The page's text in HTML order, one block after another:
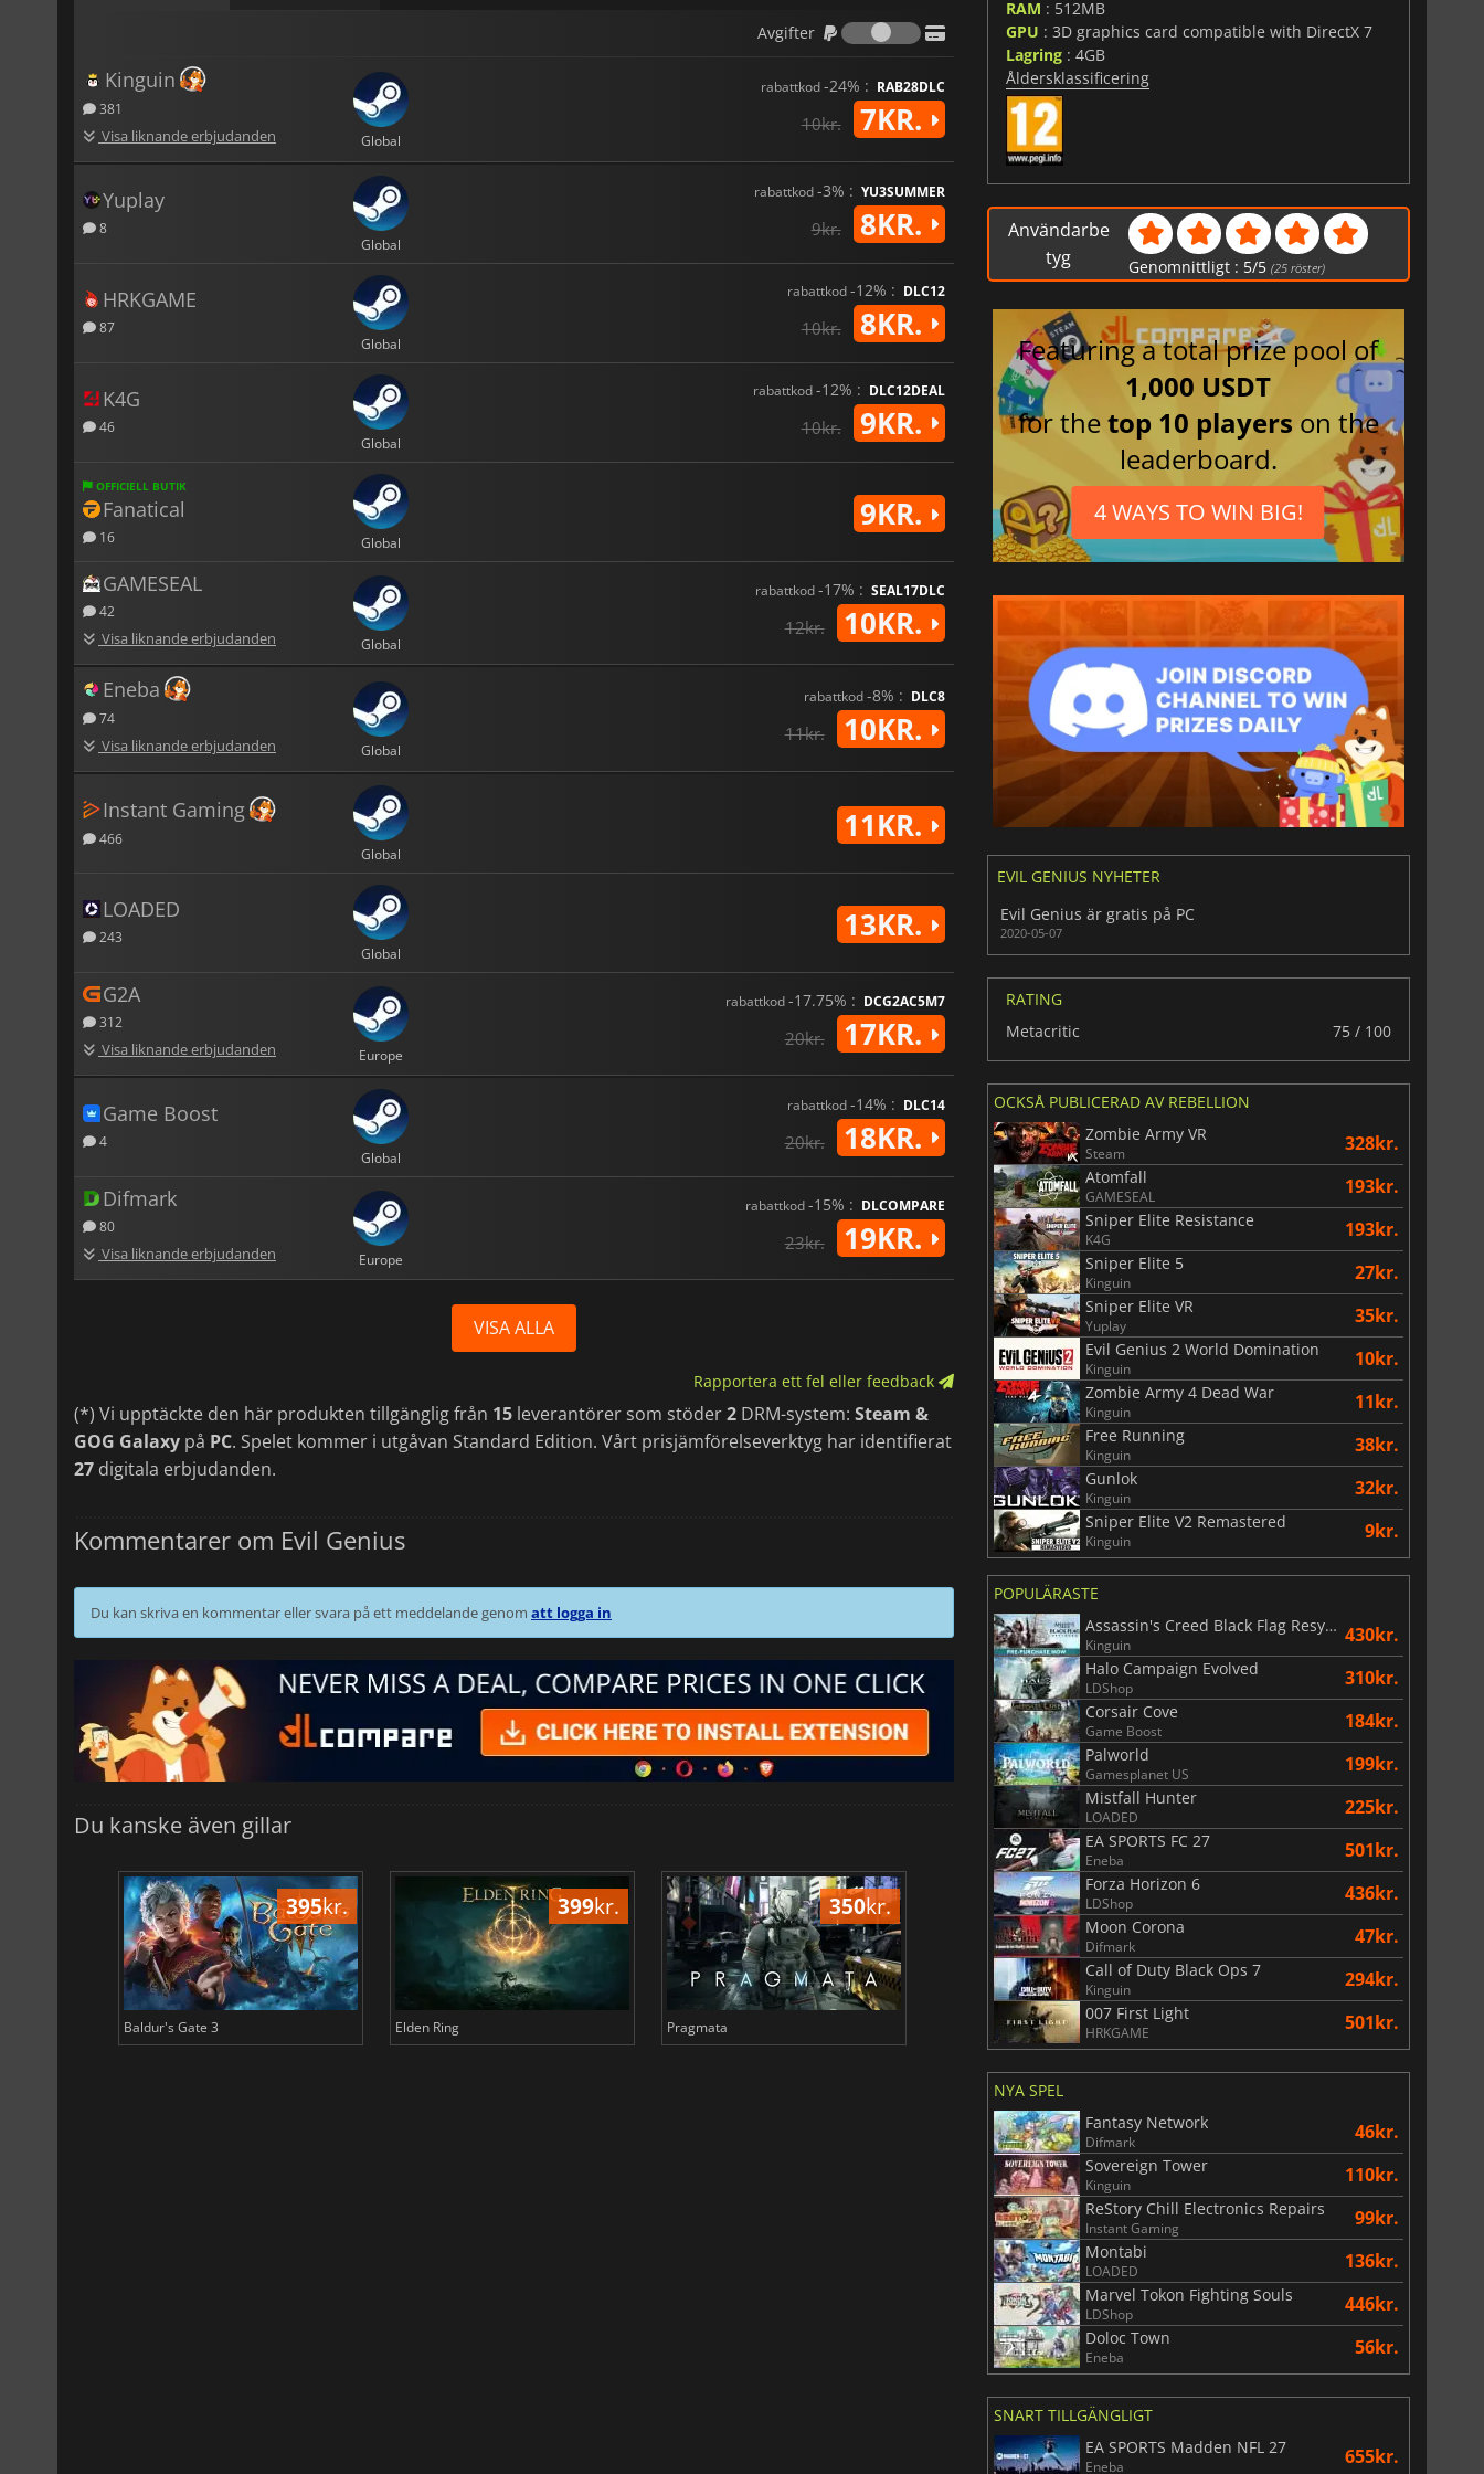
Avgifter
Avgifter
Kinguin
381
Visa liknande erbjudanden Global
rabattkod-24% : RAB28DLC
10kr. 7KR.
Yuplay
8
Global
rabattkod-3% : YU3SUMMER
9kr. 8KR.
HRKGAME
87
Global
rabattkod-12% : DLC12
10kr. 8KR.
K4G
46
Global
rabattkod-12% : DLC12DEAL
10kr. 9KR.
OFFICIELL BUTIK
Fanatical
16 Global
9KR.
GAMESEAL
42
Visa liknande erbjudanden Global
rabattkod-17% : SEAL17DLC
12kr. 10KR.
Eneba
74
Visa liknande erbjudanden Global
rabattkod-8% : DLC8
11kr. 10KR.
Instant Gaming
466
Global
11KR.
LOADED
243
Global
13KR.
G2A
312
Visa liknande erbjudanden Europe
rabattkod-17.75% : DCG2AC5M7
20kr. 17KR.
Game Boost
4
Global
rabattkod-14% : DLC14
20kr. 18KR.
Difmark
80
Visa liknande erbjudanden Europe
rabattkod-15% : DLCOMPARE
23kr. 19KR.
VISA ALLA
Rapportera ett fel eller feedback
(*) Vi upptäckte den här produkten tillgänglig från 15 leverantörer som stöder2 DRM-system: Steam &
GOG Galaxy på PC. Spelet kommer i utgåvan Standard Edition. Vårt prisjämförelseverktyg har identifierat
27 digitala erbjudanden.
Kommentarer om Evil Genius
Du kan skriva en kommentar eller svara på ett meddelande genom att logga in
Du kanske även gillar
395kr.
Baldur's Gate 3
399kr.
Elden Ring
350kr.
Pragmata
74
Total War WARHAMMER 3
170
RAM : 512MB
GPU : 3D graphics card compatible with DirectX 7
Lagring: 4GB
Åldersklassificering
Användarbe
tyg
Genomnittligt : 5/5 (25 röster)
Featuring a total prize pool of
1,000 USDT
for thetop 10 players on the
leaderboard.
4 WAYS TO WIN BIG!
EVIL GENIUS NYHETER
Evil Genius är gratis på PC
2020-05-07
RATING
Metacritic
75 / 100
OCKSÅ PUBLICERAD AV REBELLION
Zombie Army VR
Steam 328kr.
Atomfall
GAMESEAL 193kr.
Sniper Elite Resistance
K4G 193kr.
Sniper Elite 5
Kinguin 27kr.
Sniper Elite VR
Yuplay 35kr.
Evil Genius 2 World Domination
Kinguin 10kr.
Zombie Army 4 Dead War
Kinguin 11kr.
Free Running
Kinguin 38kr.
Gunlok
Kinguin 32kr.
Sniper Elite V2 Remastered
Kinguin 9kr.
POPULÄRASTE
Assassin's Creed Black Flag Resynced
Kinguin 430kr.
Halo Campaign Evolved
LDShop 310kr.
Corsair Cove
Game Boost 184kr.
Palworld
Gamesplanet US 199kr.
Mistfall Hunter
LOADED 225kr.
EA SPORTS FC 27
Eneba 501kr.
Forza Horizon 6
LDShop 436kr.
Moon Corona
Difmark 47kr.
Call of Duty Black Ops 7
Kinguin 294kr.
007 First Light
HRKGAME 501kr.
NYA SPEL
Fantasy Network
Difmark 46kr.
Sovereign Tower
Kinguin 110kr.
ReStory Chill Electronics Repairs
Instant Gaming 99kr.
Montabi
LOADED 136kr.
Marvel Tokon Fighting Souls
LDShop 446kr.
Doloc Town
Eneba 56kr.
SNART TILLGÄNGLIGT
EA SPORTS Madden NFL 27
Eneba 655kr.